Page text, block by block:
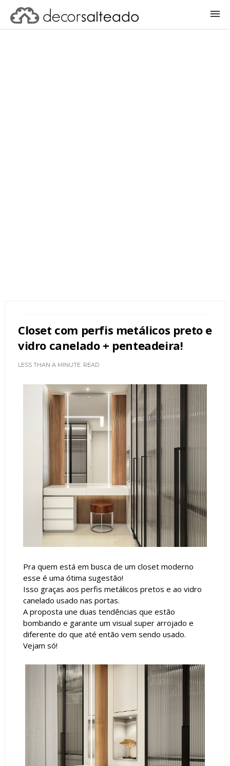
Closet com perfis metálicos preto e
vidro canelado + penteadeira!
LESS THAN A MINUTE READ
Pra quem está em busca de um closet moderno
esse é uma ótima sugestão!
Isso graças aos perfis metálicos pretos e ao vidro
canelado usado nas portas.
A proposta une duas tendências que estão
bombando e garante um visual super arrojado e
diferente do que até então vem sendo usado.
Vejam só!